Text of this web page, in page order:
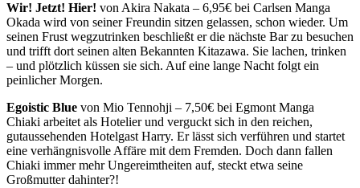
Wir! Jetzt! Hier! von Akira Nakata – 6,95€ bei Carlsen Manga
Okada wird von seiner Freundin sitzen gelassen, schon wieder. Um
seinen Frust wegzutrinken beschließt er die nächste Bar zu besuchen
und trifft dort seinen alten Bekannten Kitazawa. Sie lachen, trinken
– und plötzlich küssen sie sich. Auf eine lange Nacht folgt ein
peinlicher Morgen.
Egoistic Blue von Mio Tennohji – 7,50€ bei Egmont Manga
Chiaki arbeitet als Hotelier und verguckt sich in den reichen,
gutaussehenden Hotelgast Harry. Er lässt sich verführen und startet
eine verhängnisvolle Affäre mit dem Fremden. Doch dann fallen
Chiaki immer mehr Ungereimtheiten auf, steckt etwa seine
Großmutter dahinter?!